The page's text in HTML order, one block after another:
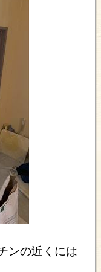
ンの近くには